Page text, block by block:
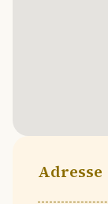
Adresse